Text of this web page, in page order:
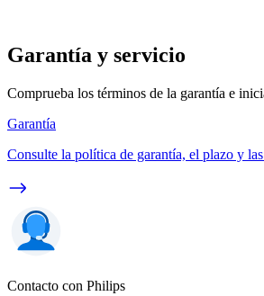
Garantía y servicio
Comprueba los términos de la garantía e
Garantía
Consulte la política de garantía, el plazo y
Contacto con Philips